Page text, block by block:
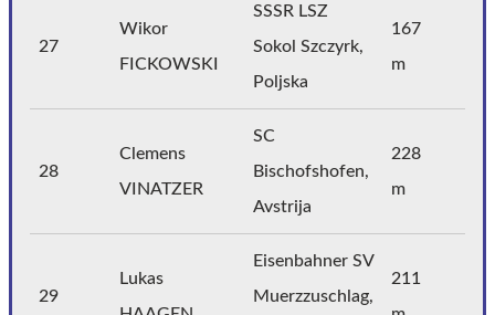
27
Wikor
FICKOWSKI
SSSR LSZ
Sokol Szczyrk,
Poljska
167
m
28
Clemens
VINATZER
SC
Bischofshofen,
Avstrija
228
m
29
Lukas
Eisenbahner SV
Muerzzuschlag,
211